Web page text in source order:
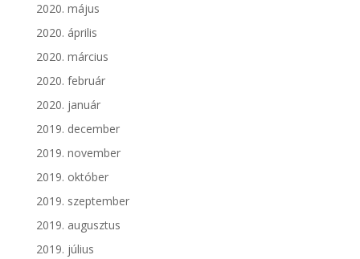
2020. május
2020. április
2020. március
2020. február
2020. január
2019. december
2019. november
2019. október
2019. szeptember
2019. augusztus
2019. július